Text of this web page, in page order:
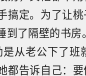
搞定。为了让
到了隔壁的书
从老公下了
都告诉自己：